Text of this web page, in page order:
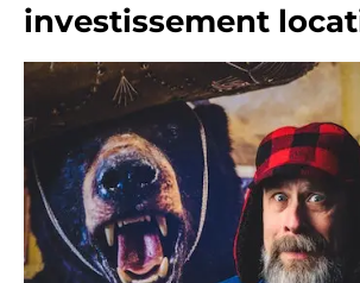
investissement